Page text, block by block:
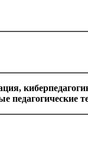
педагогические